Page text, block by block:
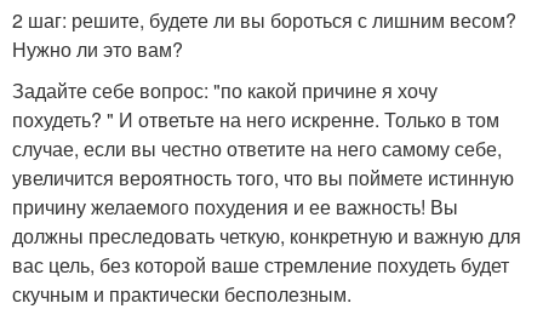
2 шаг: решите, будете ли вы бороться с лишним весом?
Нужно ли это вам?
Задайте себе вопрос: "по какой причине я хочу
похудеть? " И ответьте на него искренне. Только в том
случае, если вы честно ответите на него самому себе,
увеличится вероятность того, что вы поймете истинную
причину желаемого похудения и ее важность! Вы
должны преследовать четкую, конкретную и важную для
вас цель, без которой ваше стремление похудеть будет
скучным и практически бесполезным.